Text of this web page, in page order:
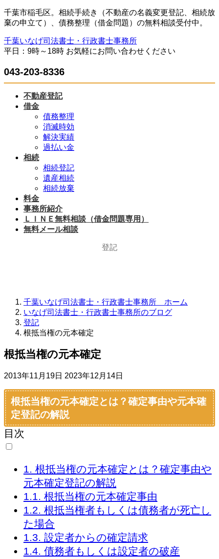
コ
ン
ン
ツ
ス
キ
ナ
ビ
ー
シ
ン
に
千葉市稲毛区。相続手続き（不動産の名義変更登記、相続放
棄の申立て）、債務整理（借金問題）の無料相談受付中。
千葉いなげ司法書士・行政書士事務所
平日：9時～18時 お気軽にお問い合わせください
043-203-8336
不動産登記
借金
債務整理
消滅時効
解決実績
過払い金
相続
相続登記
遺産相続
相続放棄
料金
事務所紹介
ＬＩＮＥ無料相談（借金問題専用）
無料メール相談
登記
千葉いなげ司法書士・行政書士事務所 ホーム
いなげ司法書士・行政書士事務所のブログ
登記
根抵当権の元本確定
根抵当権の元本確定
2013年11月19日 最
更
新
日
時
2023年12月14日
根抵当権の元本確定とは？確定事由や元本確
定登記の解説
目次
1. 根抵当権の元本確定とは？確定事由や
元本確定登記の解説
1.1. 根抵当権の元本確定事由
1.2. 根抵当権者もしくは債務者が死亡し
た場合
1.3. 設定者からの確定請求
1.4. 債務者もしくは設定者の破産